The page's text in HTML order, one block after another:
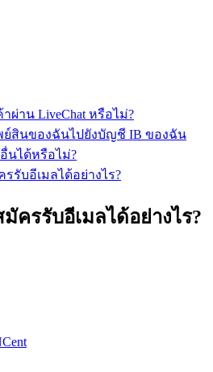
าน LiveChat หรือไม่?
สินของฉันไปยังบัญชี IB ของฉัน
ได้หรือไม่?
รับอีเมลได้อย่างไร?
ครรับอีเมลได้อย่างไร?
Cent